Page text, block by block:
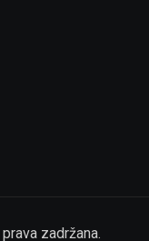
zadržana.